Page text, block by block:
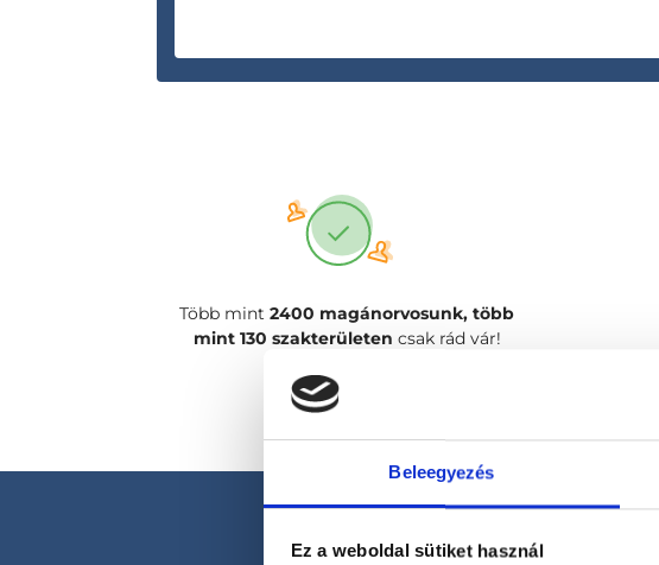
Beleegyezés
Ez a weboldal sütiket használ
Több mint 2400 magánorvosunk, több
mint 130 szakterületen csak rád vár!